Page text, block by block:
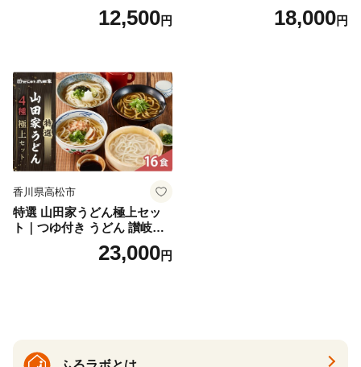
12,500円 18,000円
香川県高松市
特選 山田家うどん極上セッ
ト｜つゆ付き うどん 讃岐う
どん さぬきうどん 生麵 うど
んセット カレーうどん 生う
23,000円